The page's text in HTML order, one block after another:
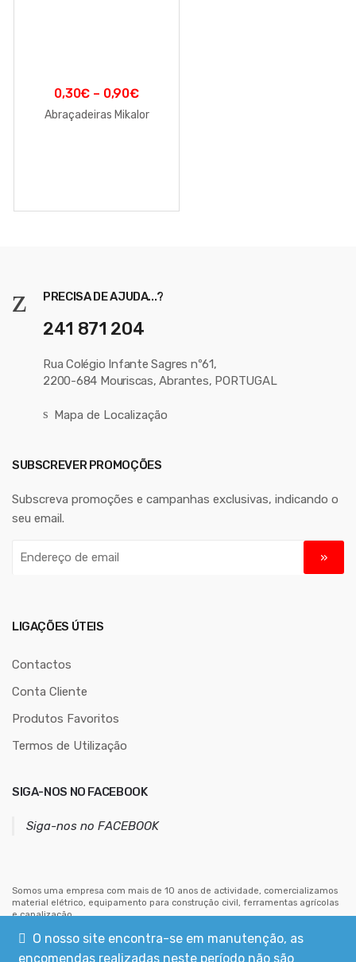
0,30€ – 0,90€
Abraçadeiras Mikalor
PRECISA DE AJUDA...?
241 871 204
Rua Colégio Infante Sagres nº61,
2200-684 Mouriscas, Abrantes, PORTUGAL
Mapa de Localização
SUBSCREVER PROMOÇÕES
Subscreva promoções e campanhas exclusivas, indicando o
seu email.
r
ç
e
e
i
LIGAÇÕES ÚTEIS
Contactos
Conta Cliente
Produtos Favoritos
Termos de Utilização
SIGA-NOS NO FACEBOOK
Siga-nos no FACEBOOK
Somos uma empresa com mais de 10 anos de actividade, comercializamos
material elétrico, equipamento para construção civil, ferramentas agrícolas
e canalização.
O nosso site encontra-se em manutenção, as
encomendas realizadas neste período não são